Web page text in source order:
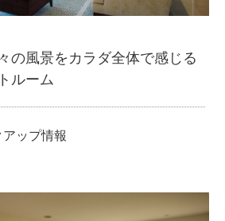
の風景をカラダ全体で感じる
ルーム
アップ情報